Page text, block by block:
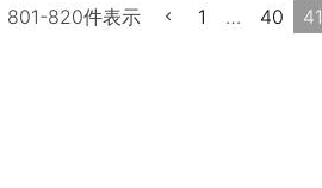
801-820件表示 1 … 40 41